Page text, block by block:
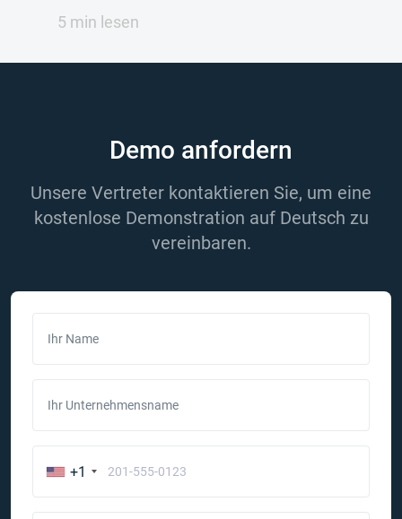
5 min lesen
Demo anfordern
Unsere Vertreter kontaktieren Sie, um eine
kostenlose Demonstration auf Deutsch zu
vereinbaren.
Ihr Name
Ihr Unternehmensname
+1